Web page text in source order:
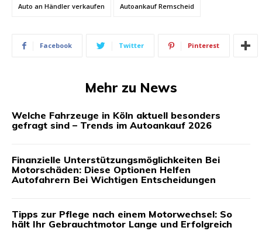
Auto an Händler verkaufen Autoankauf Remscheid
Facebook Twitter Pinterest
Mehr zu News
Welche Fahrzeuge in Köln aktuell besonders
gefragt sind – Trends im Autoankauf 2026
Finanzielle Unterstützungsmöglichkeiten Bei
Motorschäden: Diese Optionen Helfen
Autofahrern Bei Wichtigen Entscheidungen
Tipps zur Pflege nach einem Motorwechsel: So
hält Ihr Gebrauchtmotor Lange und Erfolgreich